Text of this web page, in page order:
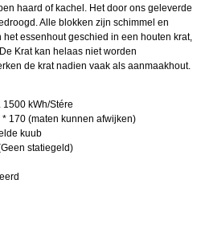
haard of kachel. Het door ons geleverde
Alle blokken zijn schimmel en
essenhout geschied in een houten krat,
Krat kan helaas niet worden
de krat nadien vaak als aanmaakhout.
1500 kWh/Stére
* 170 (maten kunnen afwijken)
kuub
statiegeld)